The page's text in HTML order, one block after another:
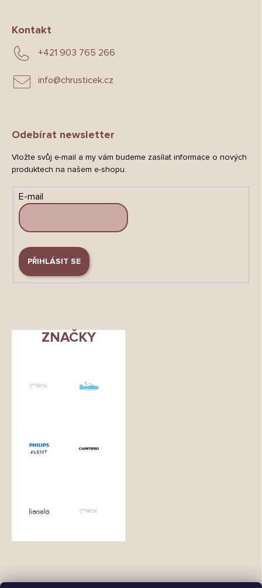
Kontakt
info@chrusticek.cz
+421 903 765 266
Odebírat newsletter
Vložte svůj e-mail a my vám budeme zasílat informace o nových
produktech na našem e-shopu.
E-mail
PŘIHLÁSIT SE
ZNAČKY